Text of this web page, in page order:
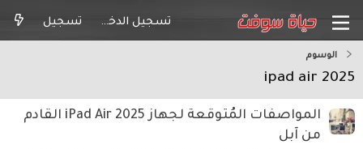
تسجيل الدخول تسجيل
الوسوم
ipad air 2025
المواصفات المُتوقعة لجهاز iPad Air 2025 القادم
من آبل